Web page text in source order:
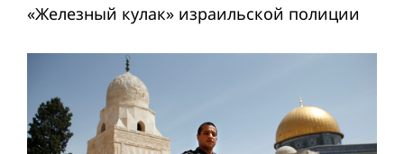
«Железный кулак» израильской полиции